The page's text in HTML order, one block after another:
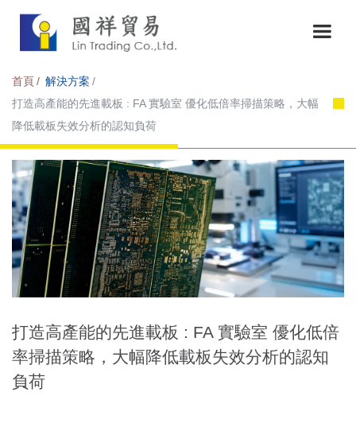
首頁
解決方案
打造高產能的先進載板 : FA 實驗室 優化低倍率掃描策略，大幅
降低載板失效分析的認知負荷
打造高產能的先進載板 : FA 實驗室 優化低倍
率掃描策略，大幅降低載板失效分析的認知
負荷